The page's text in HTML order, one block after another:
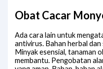
Obat Cacar
Ada cara lain untuk
antivirus. Bahan herbal dan
Minyak esensial, tanaman
membantu. Pengobatan